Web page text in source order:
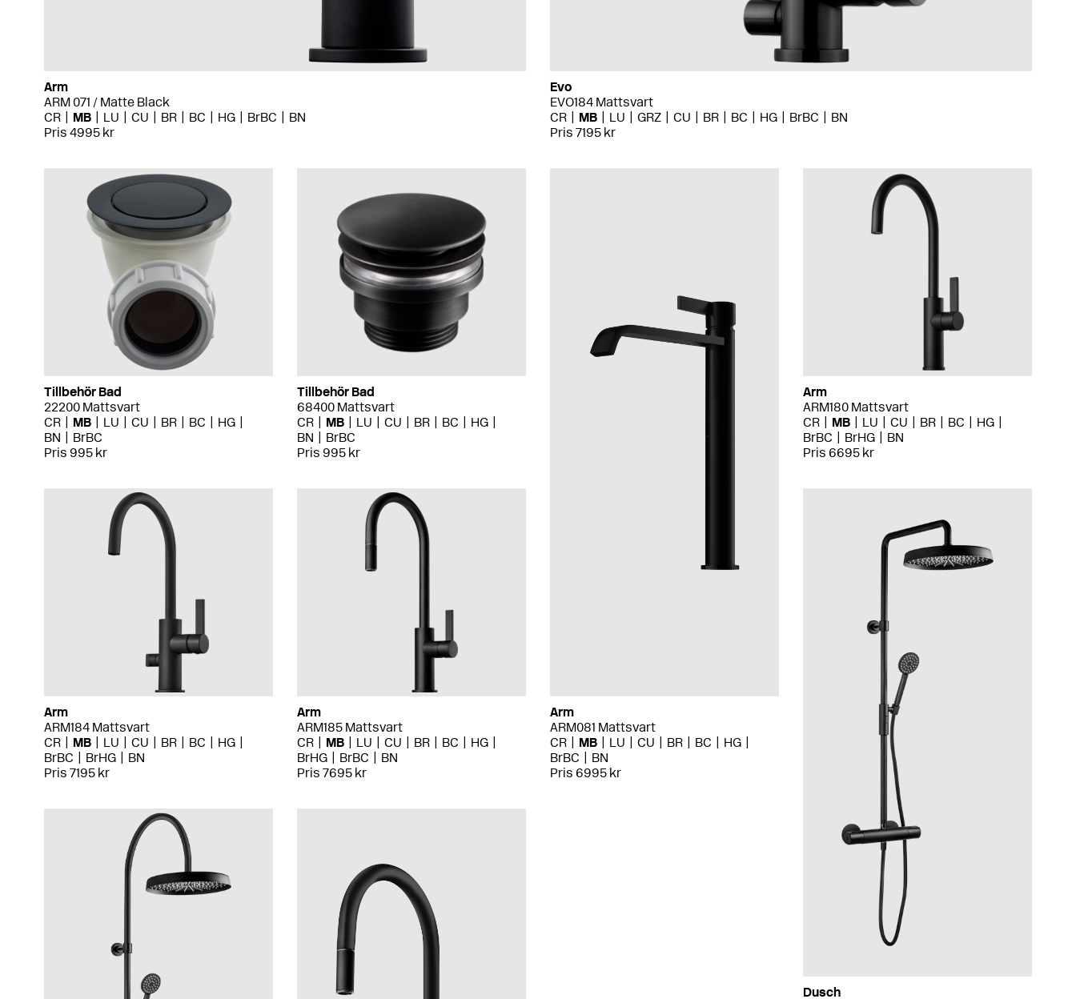
Arm
ARM 071 / Matte Black
CR
MB LU CU BR BC HG BrBC
BN
Pris 4995 kr
Evo
EVO184 Mattsvart
CR
MB LU GRZ CU BR BC HG BrBC
BN
Pris 7195 kr
Tillbehör Bad
22200 Mattsvart
CR
MB LU CU BR BC
HG
BN
BrBC
Pris 995 kr
Tillbehör Bad
68400 Mattsvart
CR
MB LU CU BR BC
HG
BN
BrBC
Pris 995 kr
Arm
ARM081 Mattsvart
CR
MB LU CU BR BC
HG
BrBC
BN
Pris 6995 kr
Arm
ARM180 Mattsvart
CR
MB LU CU BR BC
HG
BrBC
BrHG
BN
Pris 6695 kr
Arm
ARM184 Mattsvart
CR
MB LU CU BR BC
HG
BrBC
BrHG
BN
Pris 7195 kr
Arm
ARM185 Mattsvart
CR
MB LU CU BR BC
HG
BrHG
BrBC
BN
Pris 7695 kr
Dusch